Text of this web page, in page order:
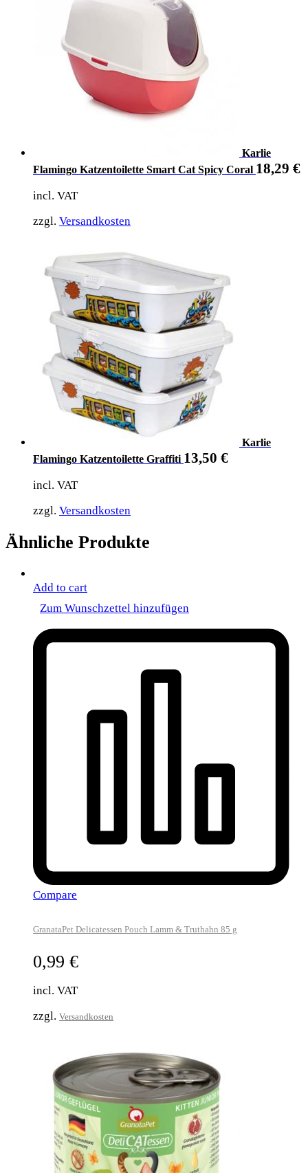
Karlie
Flamingo Katzentoilette Smart Cat Spicy Coral 18,29 €
incl. VAT
zzgl. Versandkosten
Karlie
Flamingo Katzentoilette Graffiti 13,50 €
incl. VAT
zzgl. Versandkosten
Ähnliche Produkte
Add to cart
Zum Wunschzettel hinzufügen
Compare
GranataPet Delicatessen Pouch Lamm & Truthahn 85 g
0,99 €
incl. VAT
zzgl. Versandkosten